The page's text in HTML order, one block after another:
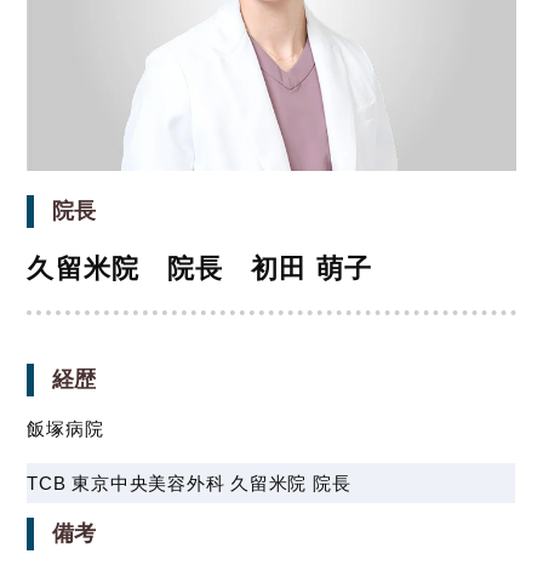
院長
久留米院 院長 初田 萌子
経歴
飯塚病院
TCB 東京中央美容外科 久留米院 院長
備考